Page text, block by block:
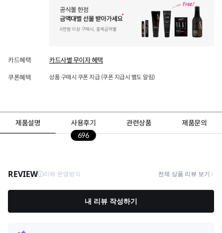
카드혜택 카드사별 무이자 혜택
쿠폰혜택 상품 구매시 쿠폰 지급 (쿠폰 지급시 별도 알림)
제품설명
사용후기
696
관련상품 제품문의